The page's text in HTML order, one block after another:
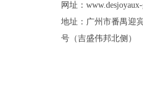
网址：
地址：广州市番禺迎
号（吉盛伟邦北侧）